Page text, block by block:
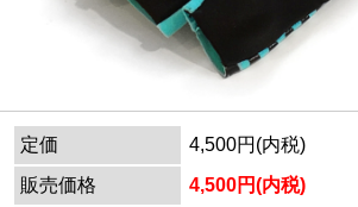
定価
4,500円(内税)
販売価格
4,500円(内税)